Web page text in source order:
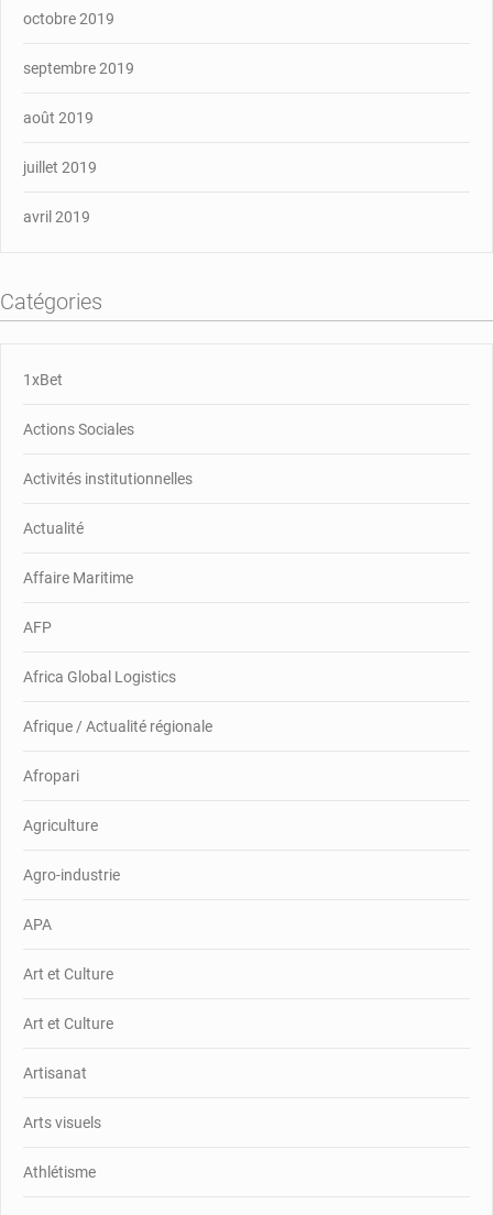
octobre 2019
septembre 2019
août 2019
juillet 2019
avril 2019
Catégories
1xBet
Actions Sociales
Activités institutionnelles
Actualité
Affaire Maritime
AFP
Africa Global Logistics
Afrique / Actualité régionale
Afropari
Agriculture
Agro-industrie
APA
Art et Culture
Art et Culture
Artisanat
Arts visuels
Athlétisme